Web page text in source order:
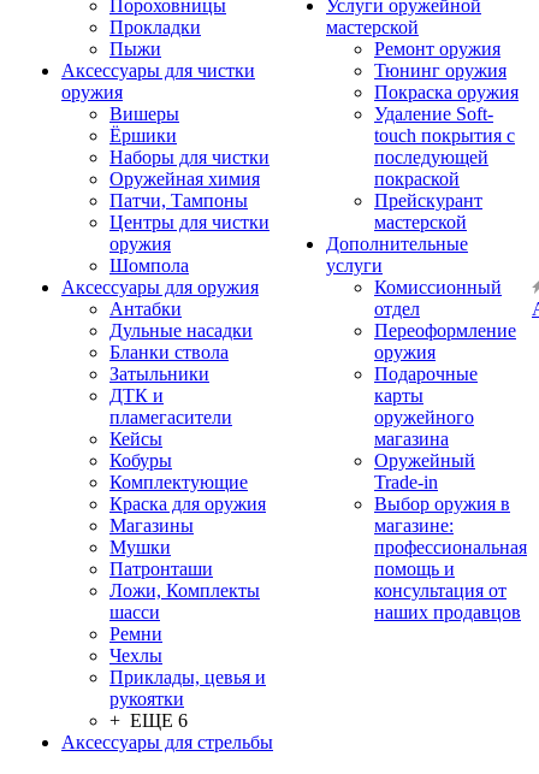
Пороховницы
Прокладки
Пыжи
Аксессуары для чистки
оружия
Вишеры
Ёршики
Наборы для чистки
Оружейная химия
Патчи, Тампоны
Центры для чистки
оружия
Шомпола
Аксессуары для оружия
Антабки
Дульные насадки
Бланки ствола
Затыльники
ДТК и
пламегасители
Кейсы
Кобуры
Комплектующие
Краска для оружия
Магазины
Мушки
Патронташи
Ложи, Комплекты
шасси
Ремни
Чехлы
Приклады, цевья и
рукоятки
+ ЕЩЕ 6
Аксессуары для стрельбы
Услуги оружейной
мастерской
Ремонт оружия
Тюнинг оружия
Покраска оружия
Удаление Soft-
touch покрытия с
последующей
покраской
Прейскурант
мастерской
Дополнительные
услуги
Комиссионный
отдел
Переоформление
оружия
Подарочные
карты
оружейного
магазина
Оружейный
Trade-in
Выбор оружия в
магазине:
профессиональная
помощь и
консультация от
наших продавцов